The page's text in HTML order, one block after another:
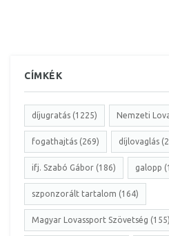
CÍMKÉK
díjugratás (1225) Nemzeti
fogathajtás (269) díjlovaglás
ifj. Szabó Gábor (186) galopp
szponzorált tartalom (164)
Magyar Lovassport Szövetség (155)